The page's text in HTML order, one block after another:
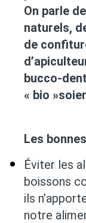
On parle
naturels,
de
bucco-
« bio
Les
Éviter les
boissons
ils
notre